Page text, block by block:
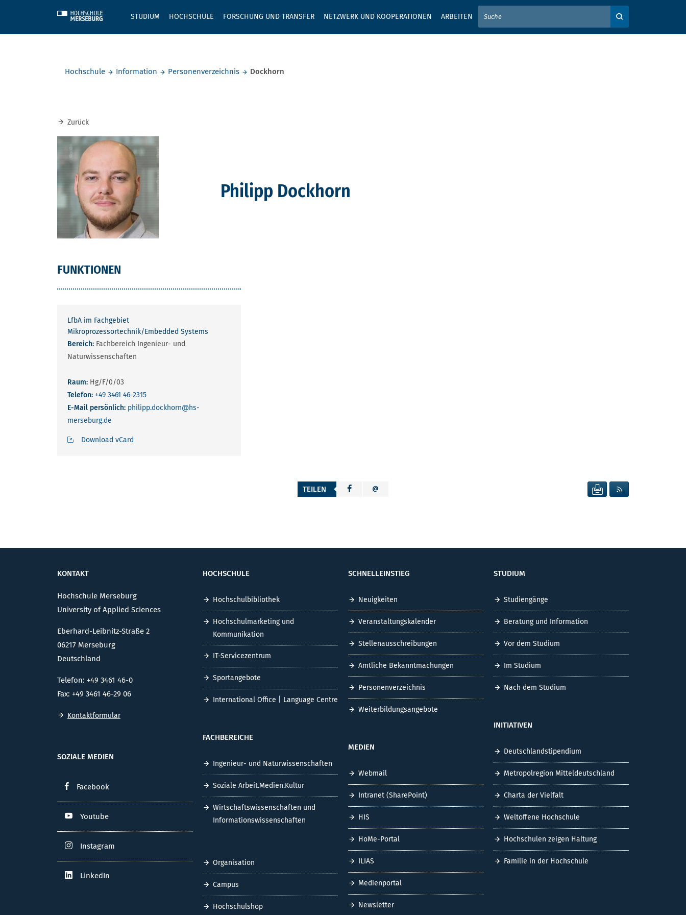
STUDIUM HOCHSCHULE FORSCHUNG UND TRANSFER NETZWERK UND KOOPERATIONEN ARBEITEN
GEBEN SIE HIER IHREN SUCHBEGRIFF EIN
Hochschule
Information Personenverzeichnis Dockhorn
Zurück
Philipp Dockhorn
FUNKTIONEN
LfbA im Fachgebiet
Mikroprozessortechnik/Embedded Systems
Bereich: Fachbereich Ingenieur- und
Naturwissenschaften
Raum: Hg/F/0/03
Telefon: +49 3461 46-2315
E-Mail persönlich: philipp.dockhorn@hs-
merseburg.de
Download vCard
TEILEN SEITE DRUCKEN
KONTAKT
Hochschule Merseburg
University of Applied Sciences
Eberhard-Leibnitz-Straße 2
06217 Merseburg
Deutschland
Telefon: +49 3461 46-0
Fax: +49 3461 46-29 06
Kontaktformular
SOZIALE MEDIEN
Facebook
Youtube
Instagram
LinkedIn
HOCHSCHULE
Hochschulbibliothek
Hochschulmarketing und
Kommunikation
IT-Servicezentrum
Sportangebote
International Office | Language Centre
FACHBEREICHE
Ingenieur- und Naturwissenschaften
Soziale Arbeit.Medien.Kultur
Wirtschaftswissenschaften und
Informationswissenschaften
Organisation
Campus
Hochschulshop
SCHNELLEINSTIEG
Neuigkeiten
Veranstaltungskalender
Stellenausschreibungen
Amtliche Bekanntmachungen
Personenverzeichnis
Weiterbildungsangebote
MEDIEN
Webmail
Intranet (SharePoint)
HIS
HoMe-Portal
ILIAS
Medienportal
Newsletter
STUDIUM
Studiengänge
Beratung und Information
Vor dem Studium
Im Studium
Nach dem Studium
INITIATIVEN
Deutschlandstipendium
Metropolregion Mitteldeutschland
Charta der Vielfalt
Weltoffene Hochschule
Hochschulen zeigen Haltung
Familie in der Hochschule